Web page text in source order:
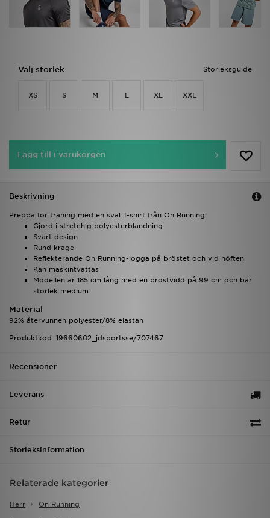
Storleksguide
Välj storlek
XS S M L XL XXL
Lägg till i varukorgen
Beskrivning
Preppa för träning med en sval T-shirt från On Running.
Gjord i stretchig polyesterblandning
Svart design
Rund krage
Reflekterande On Running-logga på bröstet och vid höften
Kan maskintvättas
Modellen är 185 cm lång med en bröstvidd på 99 cm och bär
storlek medium
Material
92% återvunnen polyester/8% elastan
Produktkod: 19660602_jdsportsse/707467
Recensioner
Leverans
Retur
Storleksinformation
Relaterade kategorier
Herr On Running